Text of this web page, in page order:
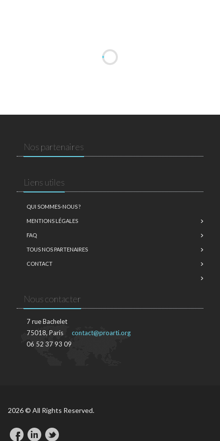
Nos partenaires
Liens utiles
QUI SOMMES-NOUS ?
MENTIONS LÉGALES
FAQ
TOUS NOS PARTENAIRES
CONTACT
Nous contacter
7 rue Bachelet
75018, Paris
06 52 37 93 09
contact@proarti.org
2026 © All Rights Reserved.